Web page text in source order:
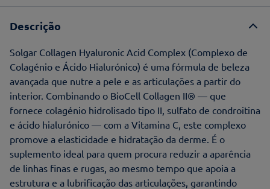
Descrição
Solgar Collagen Hyaluronic Acid Complex (Complexo de
Colagénio e Ácido Hialurónico) é uma fórmula de beleza
avançada que nutre a pele e as articulações a partir do
interior. Combinando o BioCell Collagen II® — que
fornece colagénio hidrolisado tipo II, sulfato de condroitina
e ácido hialurónico — com a Vitamina C, este complexo
promove a elasticidade e hidratação da derme. É o
suplemento ideal para quem procura reduzir a aparência
de linhas finas e rugas, ao mesmo tempo que apoia a
estrutura e a lubrificação das articulações, garantindo